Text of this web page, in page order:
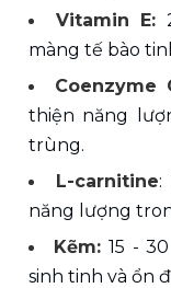
Vitamin E:
màng tế bào
Coenzyme
thiện năng
trùng.
L-carnitine:
năng lượng
Kẽm: 15 -
sinh tinh và ổn